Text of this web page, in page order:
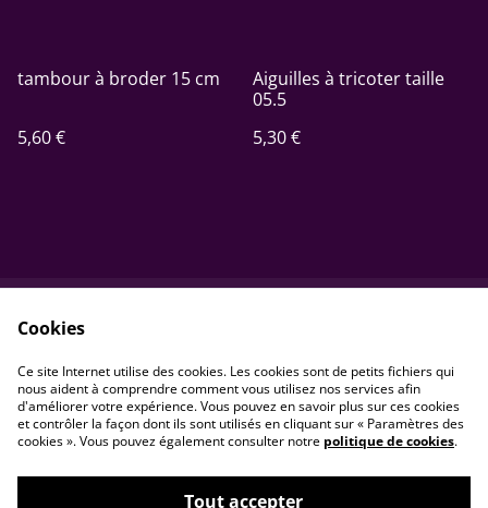
tambour à broder 15 cm
5,60 €
Aiguilles à tricoter taille
05.5
5,30 €
Politique de
confidentialité
Politique de cookies
Cookies
Ce site Internet utilise des cookies. Les cookies sont de petits fichiers qui
nous aident à comprendre comment vous utilisez nos services afin
d'améliorer votre expérience. Vous pouvez en savoir plus sur ces cookies
et contrôler la façon dont ils sont utilisés en cliquant sur « Paramètres des
cookies ». Vous pouvez également consulter notre politique de cookies.
Tout accepter